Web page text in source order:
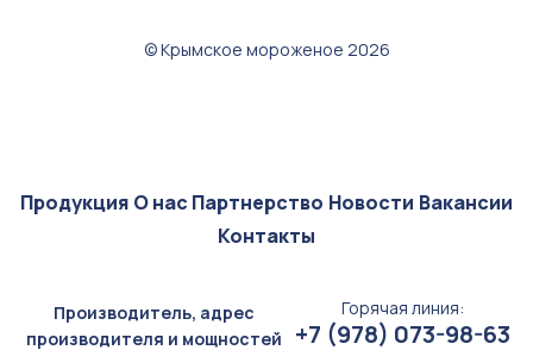
© Крымское мороженое 2026
Продукция О нас Партнерство Новости Вакансии
Контакты
Производитель, адрес
производителя и мощностей
Горячая линия:
+7 (978) 073-98-63